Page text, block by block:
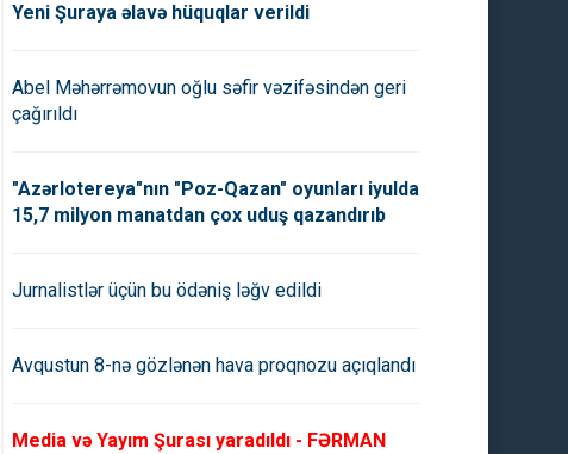
Yeni Şuraya əlavə hüquqlar verildi
Abel Məhərrəmovun oğlu səfir vəzifəsindən geri
çağırıldı
"Azərlotereya"nın "Poz-Qazan" oyunları iyulda
15,7 milyon manatdan çox uduş qazandırıb
Jurnalistlər üçün bu ödəniş ləğv edildi
Avqustun 8-nə gözlənən hava proqnozu açıqlandı
Media və Yayım Şurası yaradıldı - FƏRMAN